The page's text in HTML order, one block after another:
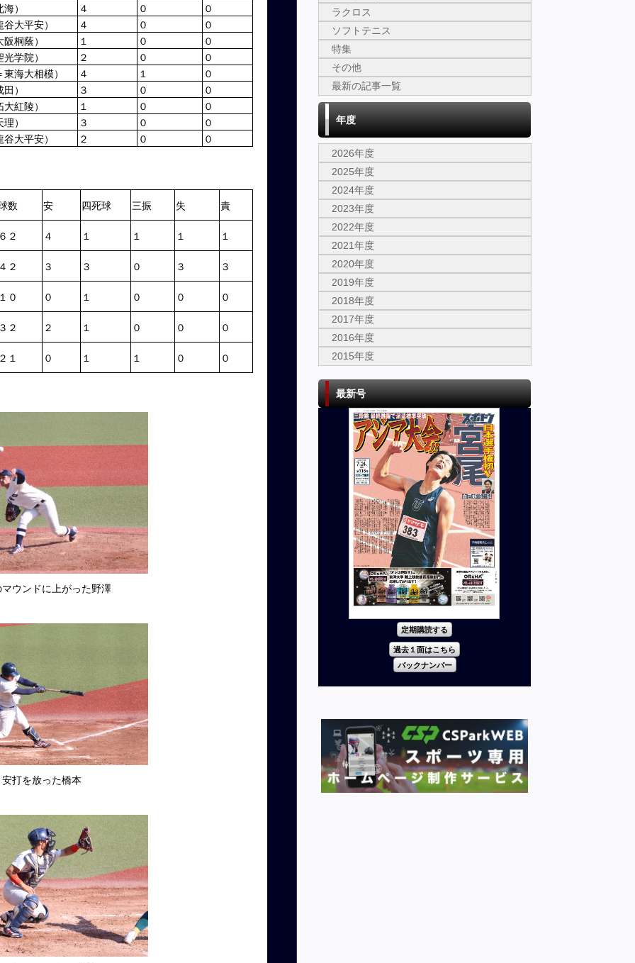
）
４ ０
０
大平安）
４ ０
０
桐蔭）
１ ０
０
学院）
２ ０
０
海大相模）
４ １
０
）
３ ０
０
紅陵）
１ ０
０
）
３ ０
０
大平安）
２ ０ ０
数 安 四死球 三振 失 責
２ ４ １ １ １ １
２ ３ ３ ０ ３ ３
０ ０ １ ０ ０ ０
２ ２ １ ０ ０ ０
１ ０ １ １ ０ ０
ウンドに上がった野澤
安打を放った橋本
ラクロス
ソフトテニス
特集
その他
最新の記事一覧
年度
2026年度
2025年度
2024年度
2023年度
2022年度
2021年度
2020年度
2019年度
2018年度
2017年度
2016年度
2015年度
最新号
定期購読する
過去１面はこちら
バックナンバー